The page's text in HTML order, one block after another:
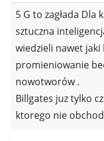
5 G to zagłada Dla
sztuczna
wiedzieli nawet jaki
promieniowanie
nowotworów .
Billgates juz tylko
ktorego nie